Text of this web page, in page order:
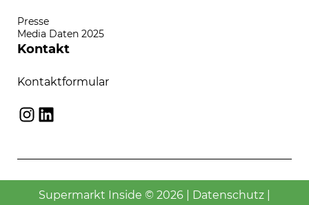
Presse
Media Daten 2025
Kontakt
Kontaktformular
Instagram
LinkedIn
Supermarkt Inside © 2026 | Datenschutz|